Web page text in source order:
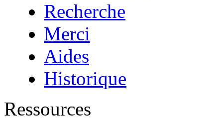
Recherche
Merci
Aides
Historique
Ressources